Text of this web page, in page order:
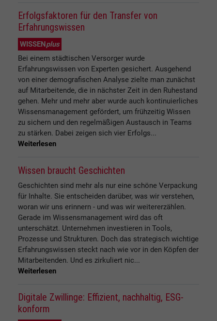
Erfolgsfaktoren für den Transfer von
Erfahrungswissen
WISSENplus
Bei einem städtischen Versorger wurde
Erfahrungswissen von Experten gesichert. Ausgehend
von einer demografischen Analyse zielte man zunächst
auf Mitarbeitende, die in nächster Zeit in den Ruhestand
gehen. Mehr und mehr aber wurde auch kontinuierliches
Wissensmanagement gefördert, um frühzeitig Wissen
zu sichern und den regelmäßigen Austausch in Teams
zu stärken. Dabei zeigen sich vier Erfolgs...
Weiterlesen
Wissen braucht Geschichten
Geschichten sind mehr als nur eine schöne Verpackung
für Inhalte. Sie entscheiden darüber, was wir verstehen,
woran wir uns erinnern - und was wir weitererzählen.
Gerade im Wissensmanagement wird das oft
unterschätzt. Unternehmen investieren in Tools,
Prozesse und Strukturen. Doch das strategisch wichtige
Erfahrungswissen steckt nach wie vor in den Köpfen der
Mitarbeitenden. Und es zirkuliert nic...
Weiterlesen
Digitale Zwillinge: Effizient, nachhaltig, ESG-
konform